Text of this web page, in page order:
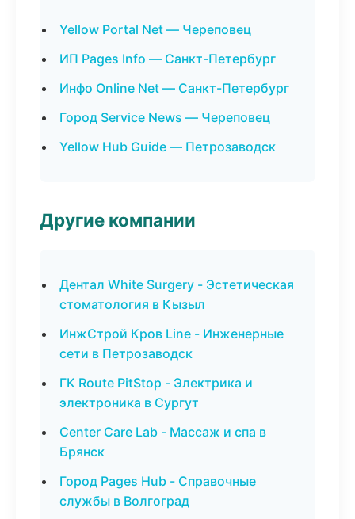
Yellow Portal Net — Череповец
ИП Pages Info — Санкт-Петербург
Инфо Online Net — Санкт-Петербург
Город Service News — Череповец
Yellow Hub Guide — Петрозаводск
Другие компании
Дентал White Surgery - Эстетическая
стоматология в Кызыл
ИнжСтрой Кров Line - Инженерные
сети в Петрозаводск
ГК Route PitStop - Электрика и
электроника в Сургут
Center Care Lab - Массаж и спа в
Брянск
Город Pages Hub - Справочные
службы в Волгоград